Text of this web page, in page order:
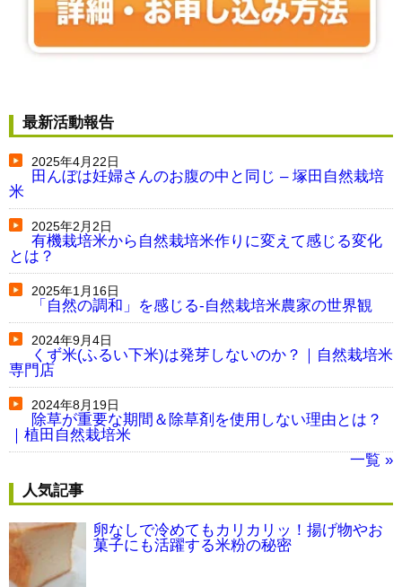
最新活動報告
2025年4月22日
田んぼは妊婦さんのお腹の中と同じ – 塚田自然栽培
米
2025年2月2日
有機栽培米から自然栽培米作りに変えて感じる変化
とは？
2025年1月16日
「自然の調和」を感じる-自然栽培米農家の世界観
2024年9月4日
くず米(ふるい下米)は発芽しないのか？｜自然栽培米
専門店
2024年8月19日
除草が重要な期間＆除草剤を使用しない理由とは？
｜植田自然栽培米
一覧 »
人気記事
卵なしで冷めてもカリカリッ！揚げ物やお
菓子にも活躍する米粉の秘密